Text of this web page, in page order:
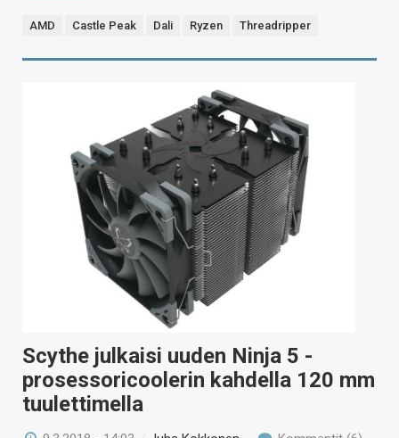
AMD Castle Peak Dali Ryzen Threadripper
Scythe julkaisi uuden Ninja 5 -
prosessoricoolerin kahdella 120 mm
tuulettimella